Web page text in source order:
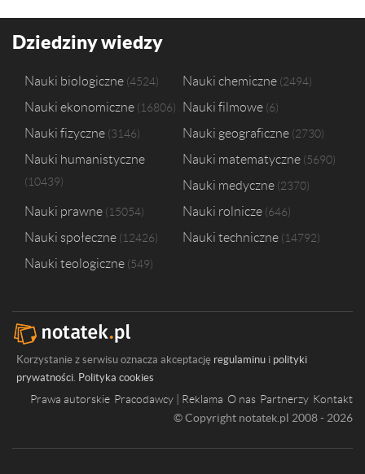
Dziedziny wiedzy
Nauki biologiczne 4524 Nauki chemiczne 2494
Nauki ekonomiczne 16806 Nauki filmowe 6
Nauki fizyczne 3146 Nauki geograficzne 2730
Nauki humanistyczne
10439
Nauki matematyczne 5690
Nauki medyczne 2370
Nauki prawne 15054 Nauki rolnicze 646
Nauki społeczne 12426 Nauki techniczne 14792
Nauki teologiczne 549
Korzystanie z serwisu oznacza akceptację regulaminu i polityki
prywatności. Polityka cookies
Prawa autorskie Pracodawcy | Reklama O nas Partnerzy Kontakt
© Copyright notatek.pl 2008 - 2026